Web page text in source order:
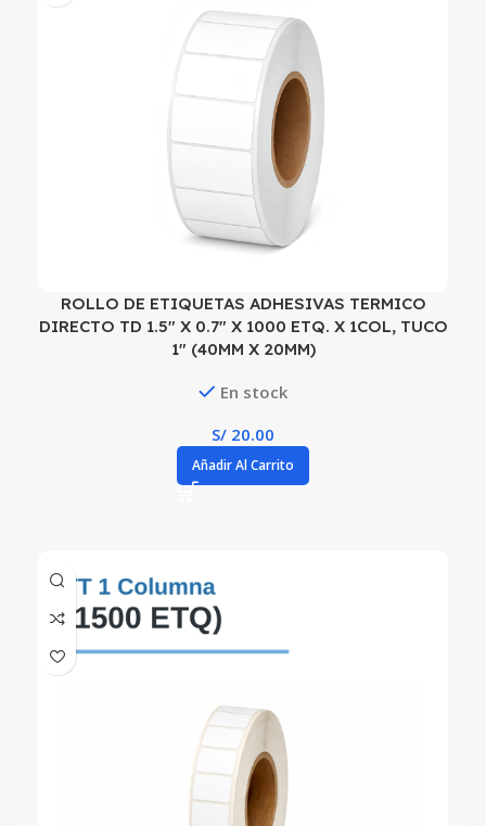
ROLLO DE ETIQUETAS ADHESIVAS TERMICO
DIRECTO TD 1.5″ X 0.7″ X 1000 ETQ. X 1COL, TUCO
1″ (40MM X 20MM)
En stock
S/ 20.00
Añadir Al Carrito